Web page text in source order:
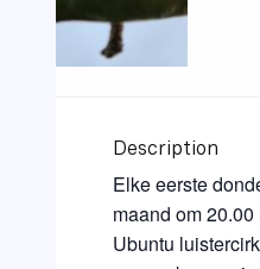
Description
Elke eerste
maand om 20.00
Ubuntu